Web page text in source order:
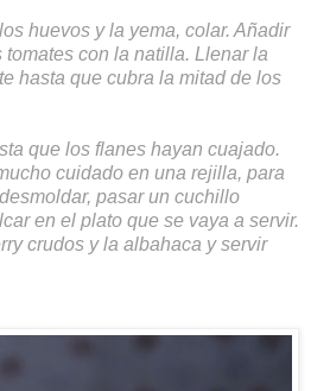
huevos y la yema, colar. Añadir
con la natilla. Llenar la
hasta que cubra la mitad de los
que los flanes hayan cuajado.
cuidado en una rejilla, para
pasar un cuchillo
en el plato que se vaya a servir.
crudos y la albahaca y servir